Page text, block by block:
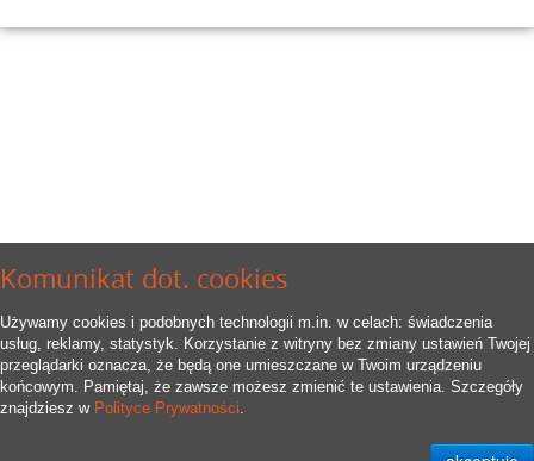
Komunikat dot. cookies
Używamy cookies i podobnych technologii m.in. w celach: świadczenia
usług, reklamy, statystyk. Korzystanie z witryny bez zmiany ustawień Twojej
przeglądarki oznacza, że będą one umieszczane w Twoim urządzeniu
końcowym. Pamiętaj, że zawsze możesz zmienić te ustawienia. Szczegóły
znajdziesz w Polityce Prywatności.